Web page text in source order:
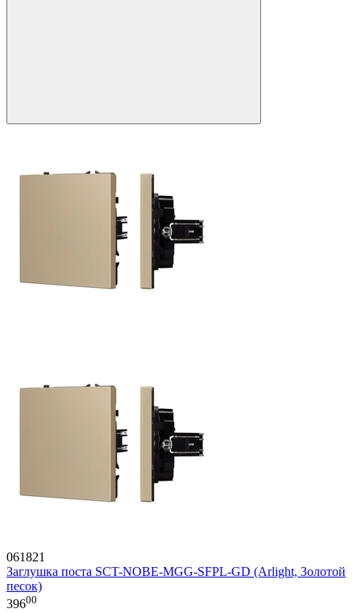
061821
Заглушка поста SCT-NOBE-MGG-SFPL-GD (Arlight, Золотой
песок)
39600